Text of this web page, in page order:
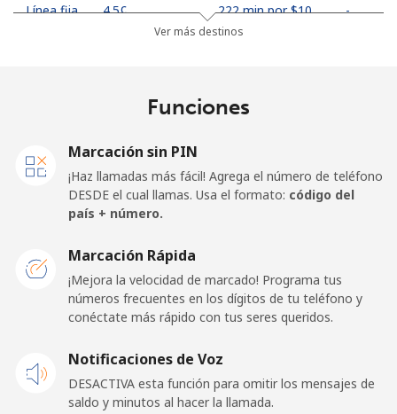
Línea fija ⁦4.5¢⁩ 222 min por ⁦$10⁩ -
Línea fija ⁦38.5¢⁩
⁦44.5¢⁩ 22 min por ⁦$10⁩ -
Línea fija ⁦75.9¢⁩ 13 min por ⁦$10⁩
⁦68.9¢⁩ 14 min por ⁦$10⁩
Ver más destinos
Funciones
Marcación sin PIN
¡Haz llamadas más fácil! Agrega el número de teléfono
DESDE el cual llamas. Usa el formato: código del
país + número.
Marcación Rápida
¡Mejora la velocidad de marcado! Programa tus
números frecuentes en los dígitos de tu teléfono y
conéctate más rápido con tus seres queridos.
Notificaciones de Voz
DESACTIVA esta función para omitir los mensajes de
saldo y minutos al hacer la llamada.